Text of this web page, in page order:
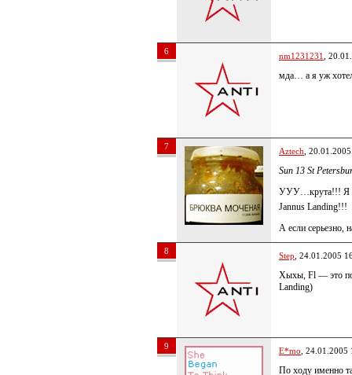
6 nm1231231 ,
мда… а я уж
7 Aztech ,
Sun 13 St
УУУ…крута!!! Я
Jannus Landing!!!
А если серьезно,
8 Step , 24.01.2005
Хыхы, Fl — это
Landing)
9 E*mo , 24.01.2005
По ходу именно